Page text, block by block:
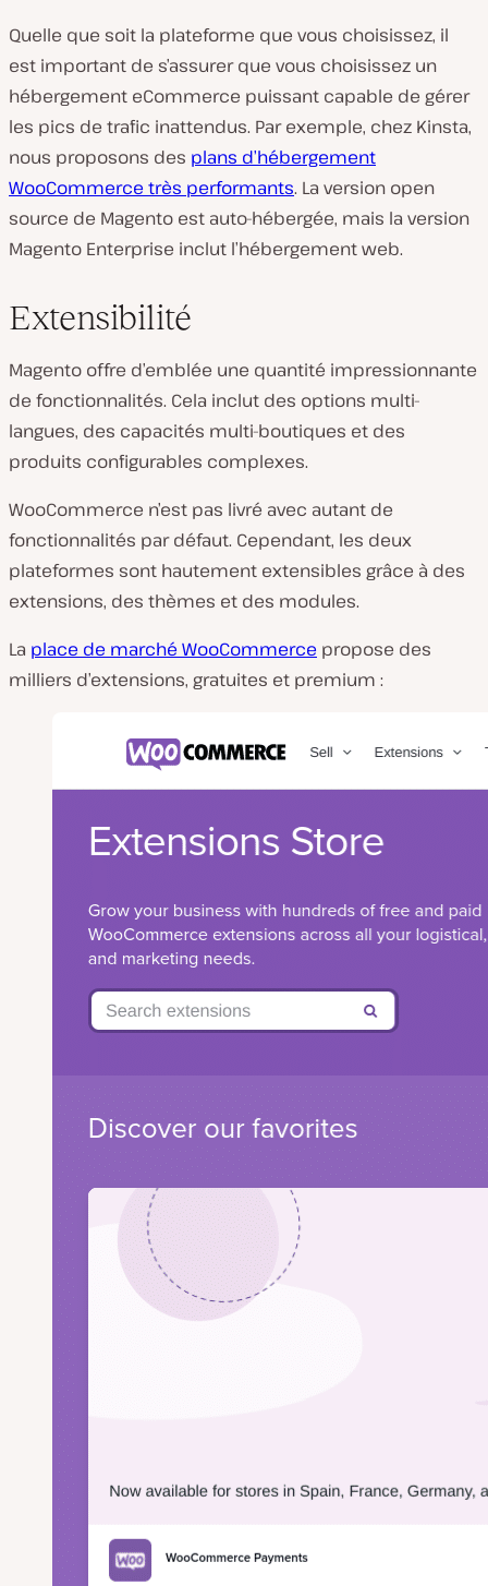
Quelle que soit la plateforme que vous choisissez, il
est important de s’assurer que vous choisissez un
hébergement eCommerce puissant capable de gérer
les pics de trafic inattendus. Par exemple, chez Kinsta,
nous proposons des plans d’hébergement
WooCommerce très performants. La version open
source de Magento est auto-hébergée, mais la version
Magento Enterprise inclut l’hébergement web.
Extensibilité
Magento offre d’emblée une quantité impressionnante
de fonctionnalités. Cela inclut des options multi-
langues, des capacités multi-boutiques et des
produits configurables complexes.
WooCommerce n’est pas livré avec autant de
fonctionnalités par défaut. Cependant, les deux
plateformes sont hautement extensibles grâce à des
extensions, des thèmes et des modules.
La place de marché WooCommerce propose des
milliers d’extensions, gratuites et premium :